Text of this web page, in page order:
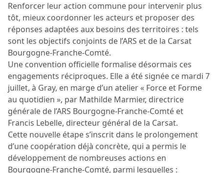
Renforcer leur action commune pour intervenir plus
tôt, mieux coordonner les acteurs et proposer des
réponses adaptées aux besoins des territoires : tels
sont les objectifs conjoints de l’ARS et de la Carsat
Bourgogne-Franche-Comté.
Une convention officielle formalise désormais ces
engagements réciproques. Elle a été signée ce mardi 7
juillet, à Gray, en marge d’un atelier « Force et Forme
au quotidien », par Mathilde Marmier, directrice
générale de l’ARS Bourgogne-Franche-Comté et
Francis Lebelle, directeur général de la Carsat.
Cette nouvelle étape s’inscrit dans le prolongement
d’une coopération déjà concrète, qui a permis le
développement de nombreuses actions en
Bourgogne-Franche-Comté, parmi lesquelles :